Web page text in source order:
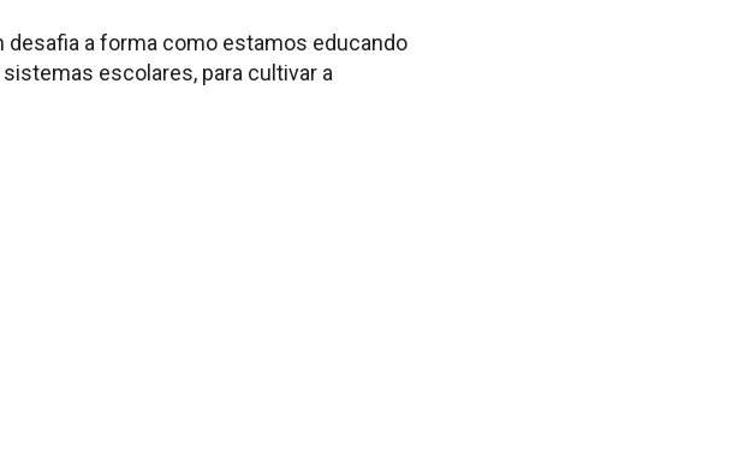
desafia a forma como estamos educando
escolares, para cultivar a